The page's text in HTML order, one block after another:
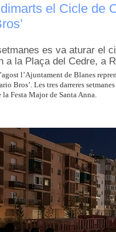
el Cicle de
es va aturar el
a la Plaça del Cedre, a
l’Ajuntament de Blanes
Bros’. Les tres darreres
Festa Major de Santa Anna.